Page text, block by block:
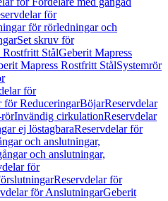
för
för rörledningar och
Set skruv för
Rostfritt StålGeberit Mapress
Mapress Rostfritt StålSystemrör
för
för ReduceringarBöjarReservdelar
Invändig cirkulationReservdelar
ej löstagbaraReservdelar för
och anslutningar,
och anslutningar,
för
Reservdelar för
för AnslutningarGeberit